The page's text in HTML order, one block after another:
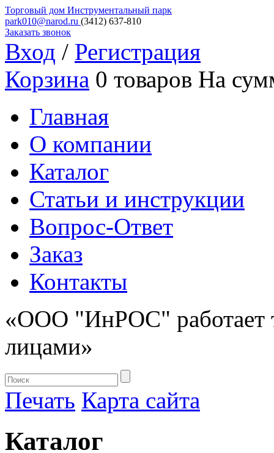
Торговый дом Инструментальный парк
park010@narod.ru (3412) 637-810
Заказать звонок
Вход / Регистрация
Корзина 0 товаров На
Главная
О компании
Каталог
Статьи и инструкции
Вопрос-Ответ
Заказ
Контакты
«ООО "ИнРОС" работает
лицами»
Печать Карта сайта
Каталог